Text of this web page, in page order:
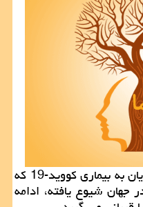
روان ما: روند افزایش آمار مبتلایان به بیماری كووید-19 كه
در جهان شیوع یافته، ادامه